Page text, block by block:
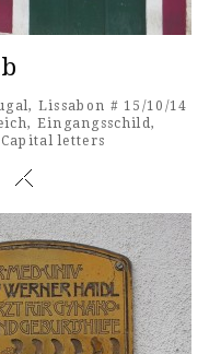
Lissabon # 15/10/14
, Eingangsschild,
Capital letters